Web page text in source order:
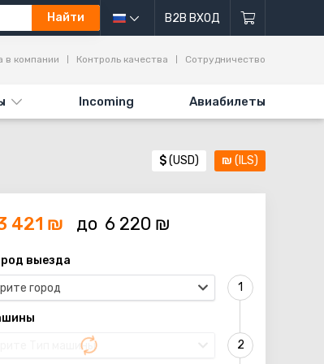
Найти B2B ВХОД
Incoming Авиабилеты
в компании Контроль качества Сотрудничество
$(USD) ₪ (ILS)
421 ₪ до 6 220 ₪
выезда
город
Тип машины